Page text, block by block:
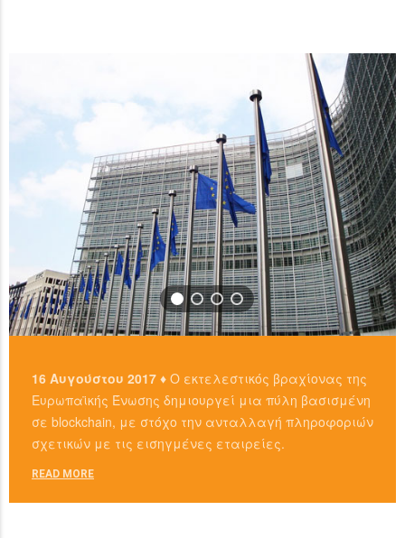
READ MORE
16 Αυγούστου 2017 ♦ Ο εκτελεστικός βραχίονας της
Ευρωπαϊκής Ένωσης δημιουργεί μια πύλη βασισμένη
σε blockchain, με στόχο την ανταλλαγή πληροφοριών
σχετικών με τις εισηγμένες εταιρείες.
READ MORE